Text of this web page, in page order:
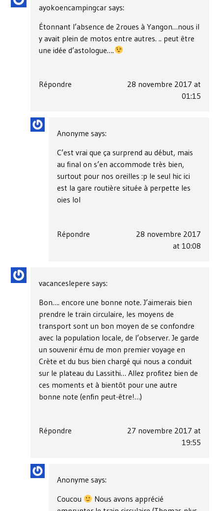
ayokoencampingcar says:
Étonnant l’absence de 2roues à Yangon…nous il
y avait plein de motos entre autres. .. peut être
une idée d’astologue….
Répondre
28 novembre 2017 at
01:15
Anonyme says:
C’est vrai que ça surprend au début, mais
au final on s’en accommode très bien,
surtout pour nos oreilles :p le seul hic ici
est la gare routière située à perpette les
oies lol
Répondre
28 novembre 2017
at 10:08
vacanceslepere says:
Bon…. encore une bonne note. J’aimerais bien
prendre le train circulaire, les moyens de
transport sont un bon moyen de se confondre
avec la population locale, de l’observer. Je garde
un souvenir ému de mon premier voyage en
Crète et du bus bien chargé qui nous a conduit
sur le plateau du Lassithi… Allez profitez bien de
ces moments et à bientôt pour une autre
bonne note (enfin peut-être!…)
Répondre
27 novembre 2017 at
19:55
Anonyme says:
Coucou
Nous avons apprécié